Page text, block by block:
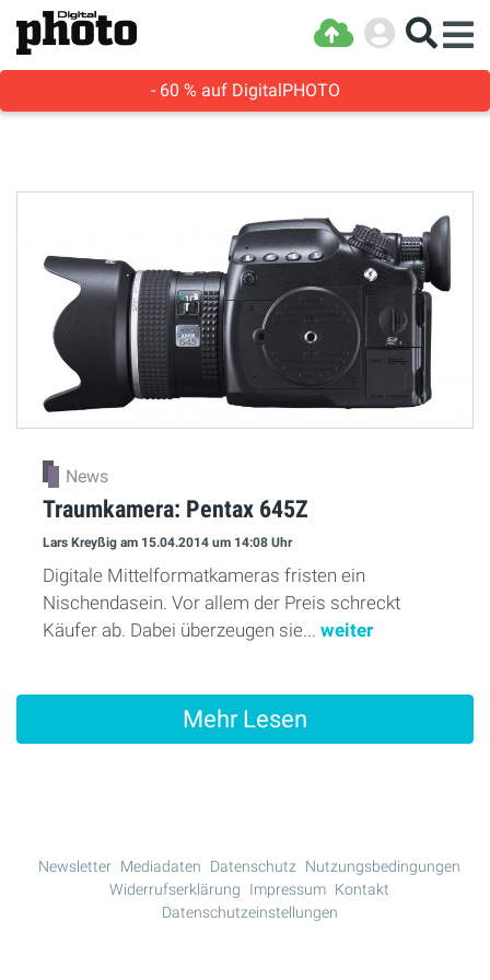
- 60 % auf DigitalPHOTO
News
Traumkamera: Pentax 645Z
Lars Kreyßig am 15.04.2014 um 14:08 Uhr
Digitale Mittelformatkameras fristen ein
Nischendasein. Vor allem der Preis schreckt
Käufer ab. Dabei überzeugen sie... weiter
Mehr Lesen
Newsletter Mediadaten Datenschutz Nutzungsbedingungen
Widerrufserklärung
Impressum Kontakt
Datenschutzeinstellungen